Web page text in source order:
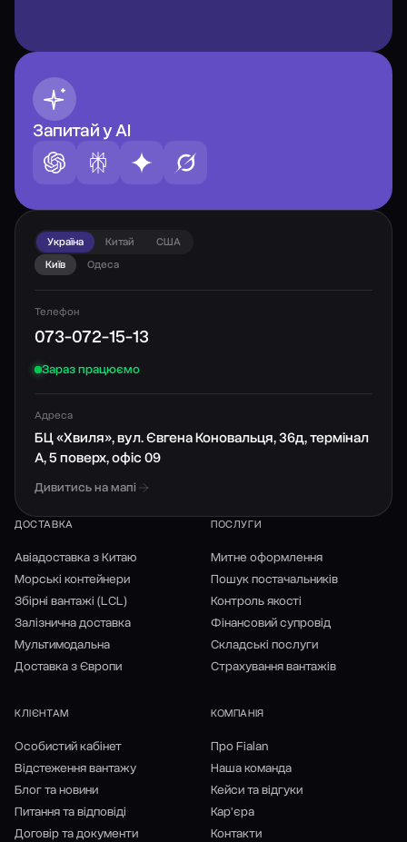
Запитай у AI
Україна Китай
США
Київ
Одеса
Телефон
073-072-15-13
Зараз працюємо
Адреса
БЦ «Хвиля», вул. Євгена Коновальця, 36д, термінал
А, 5 поверх, офіс 09
Дивитись на мапі
ДОСТАВКА
Авіадоставка з Китаю
Морські контейнери
Збірні вантажі (LCL)
Залізнична доставка
Мультимодальна
Доставка з Європи
ПОСЛУГИ
Митне оформлення
Пошук постачальників
Контроль якості
Фінансовий супровід
Складські послуги
Страхування вантажів
КЛІЄНТАМ
Особистий кабінет
Відстеження вантажу
Блог та новини
Питання та відповіді
Договір та документи
КОМПАНІЯ
Про Fialan
Наша команда
Кейси та відгуки
Кар'єра
Контакти